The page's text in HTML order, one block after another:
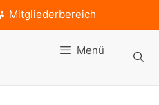
Mitgliederbereich
Menü